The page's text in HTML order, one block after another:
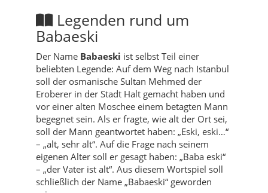
Legenden rund um
Babaeski
Der Name Babaeski ist selbst Teil einer
beliebten Legende: Auf dem Weg nach Istanbul
soll der osmanische Sultan Mehmed der
Eroberer in der Stadt Halt gemacht haben und
vor einer alten Moschee einem betagten Mann
begegnet sein. Als er fragte, wie alt der Ort sei,
soll der Mann geantwortet haben: „Eski, eski…“
– „alt, sehr alt“. Auf die Frage nach seinem
eigenen Alter soll er gesagt haben: „Baba eski“
– „der Vater ist alt“. Aus diesem Wortspiel soll
schließlich der Name „Babaeski“ geworden